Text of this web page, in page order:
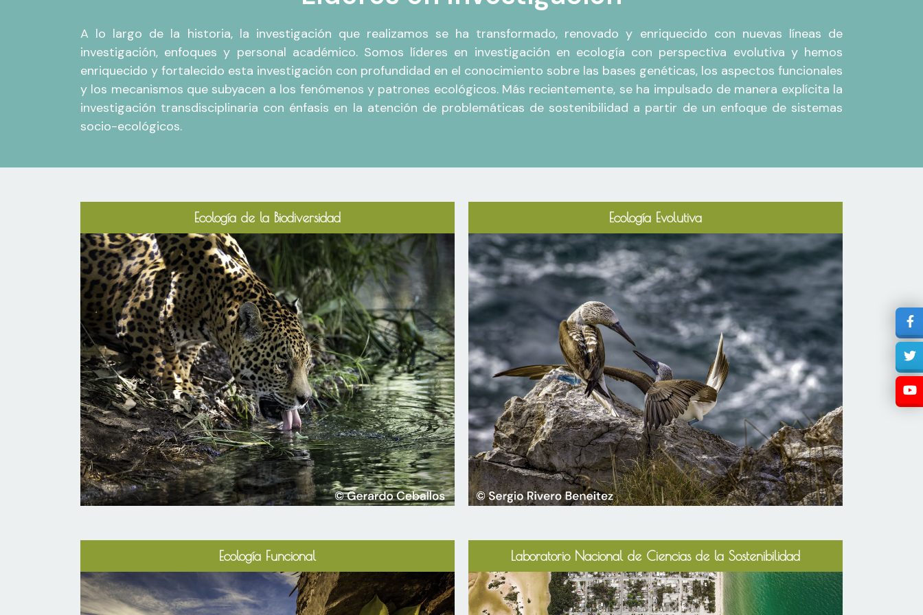
A lo largo de la historia, la investigación que realizamos se ha transformado, renovado y enriquecido con nuevas líneas de
investigación, enfoques y personal académico. Somos líderes en investigación en ecología con perspectiva evolutiva y hemos
enriquecido y fortalecido esta investigación con profundidad en el conocimiento sobre las bases genéticas, los aspectos funcionales
y los mecanismos que subyacen a los fenómenos y patrones ecológicos. Más recientemente, se ha impulsado de manera explícita la
investigación transdisciplinaria con énfasis en la atención de problemáticas de sostenibilidad a partir de un enfoque de sistemas
socio-ecológicos.
Ecología de la Biodiversidad
Ecología Funcional
Ecología Evolutiva
Laboratorio Nacional de Ciencias de la Sostenibilidad